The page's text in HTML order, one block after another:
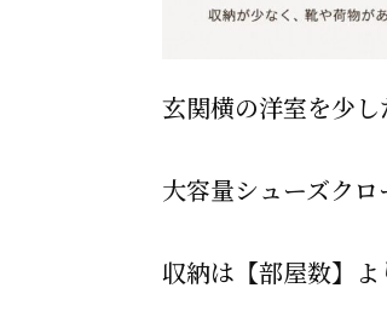
玄関横の洋室を少
大容量シューズク
収納は【部屋数】よ